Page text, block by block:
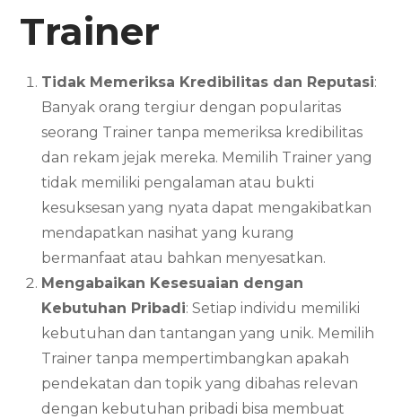
Trainer
Tidak Memeriksa Kredibilitas dan Reputasi:
Banyak orang tergiur dengan popularitas
seorang Trainer tanpa memeriksa kredibilitas
dan rekam jejak mereka. Memilih Trainer yang
tidak memiliki pengalaman atau bukti
kesuksesan yang nyata dapat mengakibatkan
mendapatkan nasihat yang kurang
bermanfaat atau bahkan menyesatkan.
Mengabaikan Kesesuaian dengan
Kebutuhan Pribadi: Setiap individu memiliki
kebutuhan dan tantangan yang unik. Memilih
Trainer tanpa mempertimbangkan apakah
pendekatan dan topik yang dibahas relevan
dengan kebutuhan pribadi bisa membuat